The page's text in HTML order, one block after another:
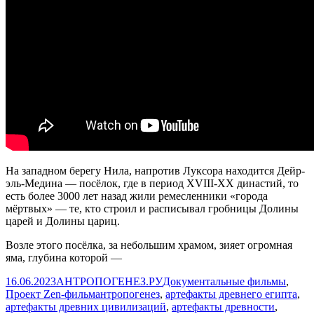
На западном берегу Нила, напротив Луксора находится Дейр-
эль-Медина — посёлок, где в период XVIII-XX династий, то
есть более 3000 лет назад жили ремесленники «города
мёртвых» — те, кто строил и расписывал гробницы Долины
царей и Долины цариц.
Возле этого посёлка, за небольшим храмом, зияет огромная
яма, глубина которой —
Опубликовано
16.06.2023Автор
АНТРОПОГЕНЕЗ.РУРубрики
Документальные фильмы,
Проект Zen-фильмМетки
антропогенез, артефакты древнего египта,
артефакты древних цивилизаций, артефакты древности,